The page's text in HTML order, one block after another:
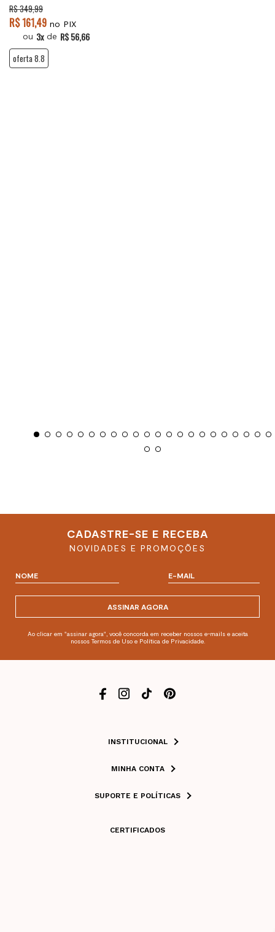
R$ 349,99
R$ 161,49 no PIX
ou 3x de R$ 56,66
oferta 8.8
CADASTRE-SE E RECEBA
NOVIDADES E PROMOÇÕES
ASSINAR AGORA
Ao clicar em "assinar agora", você concorda em receber nossos e-mails e aceita
nossos Termos de Uso e Política de Privacidade.
INSTITUCIONAL
MINHA CONTA
SUPORTE E POLÍTICAS
CERTIFICADOS